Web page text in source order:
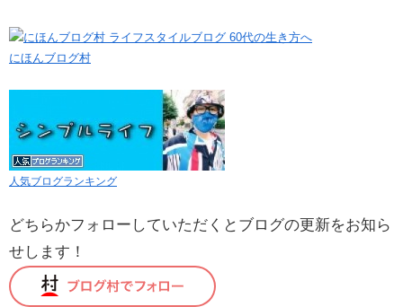
にほんブログ村
人気ブログランキング
どちらかフォローしていただくとブログの更新をお知ら
せします！